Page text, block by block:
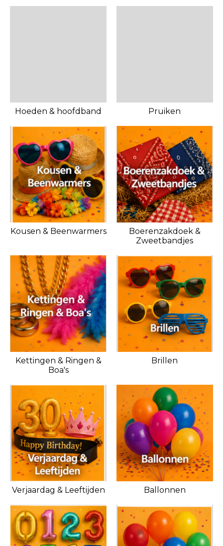
Hoeden & hoofdband Pruiken
Kousen & Beenwarmers
Boerenzakdoek &
Zweetbandjes
Kettingen & Ringen &
Boa's
Brillen
Verjaardag & Leeftijden Ballonnen